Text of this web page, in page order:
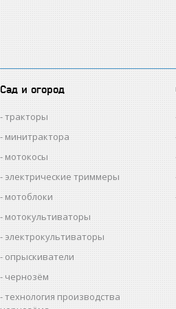
Сад и огород
тракторы
минитрактора
мотокосы
электрические триммеры
мотоблоки
мотокультиваторы
электрокультиваторы
опрыскиватели
чернозём
технология производства